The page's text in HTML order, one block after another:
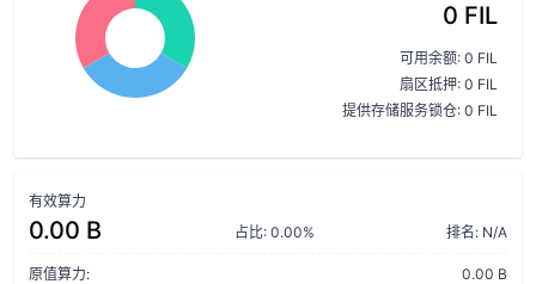
0 FIL
可用余额: 0 FIL
扇区抵押: 0 FIL
提供存储服务锁仓: 0 FIL
有效算力
0.00 B 占比: 0.00% 排名: N/A
原值算力:
0.00 B